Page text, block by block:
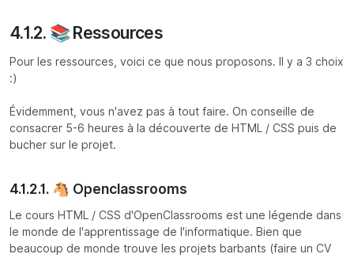
4.1.2. 📚 Ressources
Pour les ressources, voici ce que nous proposons. Il y a 3 choix
:)
Évidemment, vous n'avez pas à tout faire. On conseille de
consacrer 5-6 heures à la découverte de HTML / CSS puis de
bucher sur le projet.
4.1.2.1. 🐴 Openclassrooms
Le cours HTML / CSS d'OpenClassrooms est une légende dans
le monde de l'apprentissage de l'informatique. Bien que
beaucoup de monde trouve les projets barbants (faire un CV